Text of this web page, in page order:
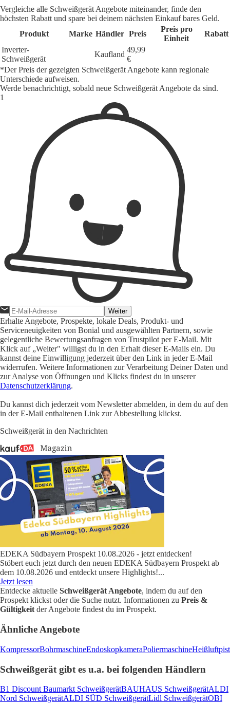
Vergleiche alle Schweißgerät Angebote miteinander, finde den
höchsten Rabatt und spare bei deinem nächsten Einkauf bares Geld.
Produkt
Marke Händler Preis
Preis pro
Einheit
Rabatt
Inverter-
Schweißgerät
Kaufland
49,99
€
*Der Preis der gezeigten Schweißgerät Angebote kann regionale
Unterschiede aufweisen.
Werde benachrichtigt, sobald neue Schweißgerät Angebote da sind.
1
Weiter
Erhalte Angebote, Prospekte, lokale Deals, Produkt- und
Serviceneuigkeiten von Bonial und ausgewählten Partnern, sowie
gelegentliche Bewertungsanfragen von Trustpilot per E-Mail. Mit
Klick auf „Weiter" willigst du in den Erhalt dieser E-Mails ein. Du
kannst deine Einwilligung jederzeit über den Link in jeder E-Mail
widerrufen. Weitere Informationen zur Verarbeitung Deiner Daten und
zur Analyse von Öffnungen und Klicks findest du in unserer
Datenschutzerklärung.
Du kannst dich jederzeit vom Newsletter abmelden, in dem du auf den
in der E-Mail enthaltenen Link zur Abbestellung klickst.
Schweißgerät in den Nachrichten
EDEKA Südbayern Prospekt 10.08.2026 - jetzt entdecken!
Stöbert euch jetzt durch den neuen EDEKA Südbayern Prospekt ab
dem 10.08.2026 und entdeckt unsere Highlights!...
Jetzt lesen
Entdecke aktuelle Schweißgerät Angebote, indem du auf den
Prospekt klickst oder die Suche nutzt. Informationen zu Preis &
Gültigkeit der Angebote findest du im Prospekt.
Ähnliche Angebote
KompressorBohrmaschineEndoskopkameraPoliermaschine
Schweißgerät gibt es u.a. bei folgenden Händlern
B1 Discount Baumarkt SchweißgerätBAUHAUS SchweißgerätALDI
Nord SchweißgerätALDI SÜD SchweißgerätLidl SchweißgerätOBI